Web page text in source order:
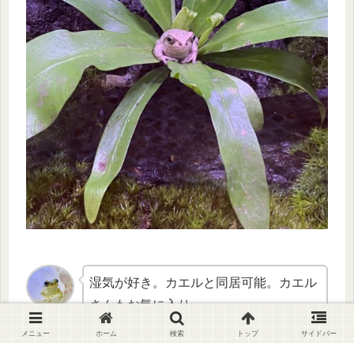
湿気が好き。カエルと同居可能。カエル
さんもお気に入り。
メニュー ホーム 検索 トップ サイドバー